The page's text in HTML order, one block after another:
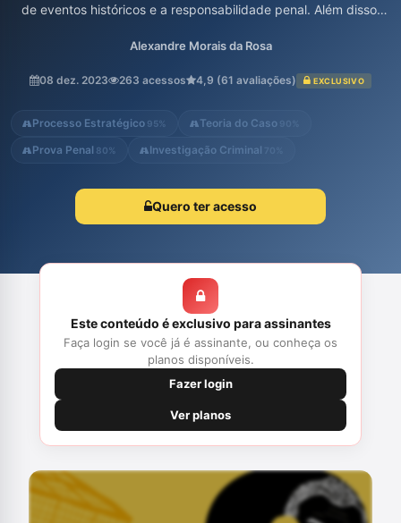
de eventos históricos e a responsabilidade penal. Além disso,
penais, procedimentos, agentes e provas, enfatizando a
campo jurídico. Por fim, ressalta a relevância da decisão no
Alexandre Morais da Rosa
08 dez. 2023 263 acessos 4,9 (61 avaliações) EXCLUSIVO
Processo Estratégico 95% Teoria do Caso
Prova Penal 80% Investigação Criminal
Quero ter acesso
Este conteúdo é exclusivo para assinantes
Faça login se você já é assinante, ou conheça os
planos disponíveis.
Fazer login
Ver planos